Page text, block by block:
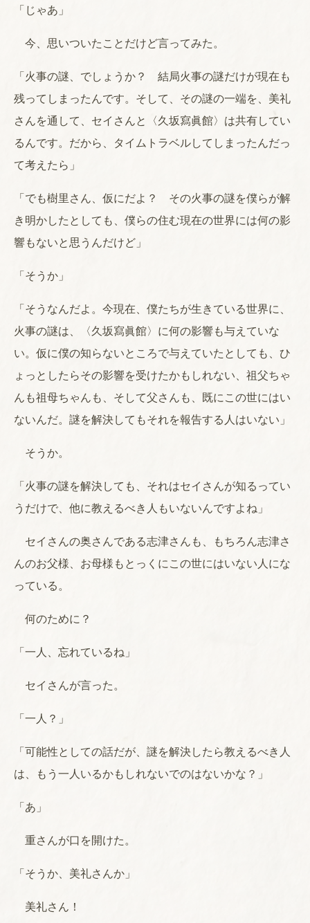
「じゃあ」
今、思いついたことだけど言ってみた。
「火事の謎、でしょうか？ 結局火事の謎だけが現在も
残ってしまったんです。そして、その謎の一端を、美礼
さんを通して、セイさんと〈久坂寫眞館〉は共有してい
るんです。だから、タイムトラベルしてしまったんだっ
て考えたら」
「でも樹里さん、仮にだよ？ その火事の謎を僕らが解
き明かしたとしても、僕らの住む現在の世界には何の影
響もないと思うんだけど」
「そうか」
「そうなんだよ。今現在、僕たちが生きている世界に、
火事の謎は、〈久坂寫眞館〉に何の影響も与えていな
い。仮に僕の知らないところで与えていたとしても、ひ
ょっとしたらその影響を受けたかもしれない、祖父ちゃ
んも祖母ちゃんも、そして父さんも、既にこの世にはい
ないんだ。謎を解決してもそれを報告する人はいない」
そうか。
「火事の謎を解決しても、それはセイさんが知るってい
うだけで、他に教えるべき人もいないんですよね」
セイさんの奥さんである志津さんも、もちろん志津さ
んのお父様、お母様もとっくにこの世にはいない人にな
っている。
何のために？
「一人、忘れているね」
セイさんが言った。
「一人？」
「可能性としての話だが、謎を解決したら教えるべき人
は、もう一人いるかもしれないでのはないかな？」
「あ」
重さんが口を開けた。
「そうか、美礼さんか」
美礼さん！